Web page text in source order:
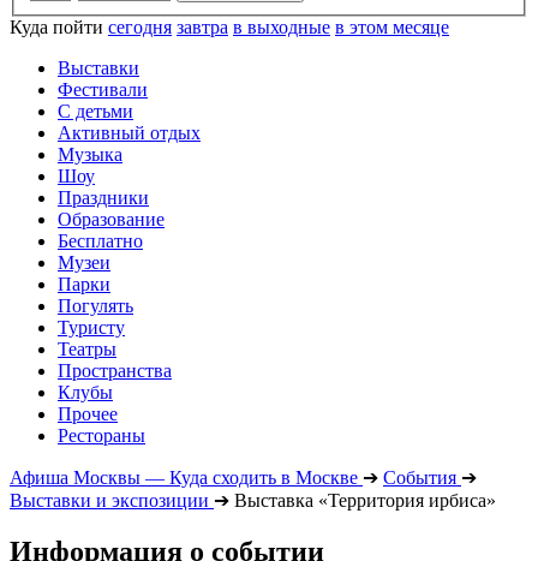
Куда пойти сегодня завтра в выходные в этом месяце
Выставки
Фестивали
С детьми
Активный отдых
Музыка
Шоу
Праздники
Образование
Бесплатно
Музеи
Парки
Погулять
Туристу
Театры
Пространства
Клубы
Прочее
Рестораны
Афиша Москвы — Куда сходить в Москве ➔ События ➔
Выставки и экспозиции ➔ Выставка «Территория ирбиса»
Информация о событии